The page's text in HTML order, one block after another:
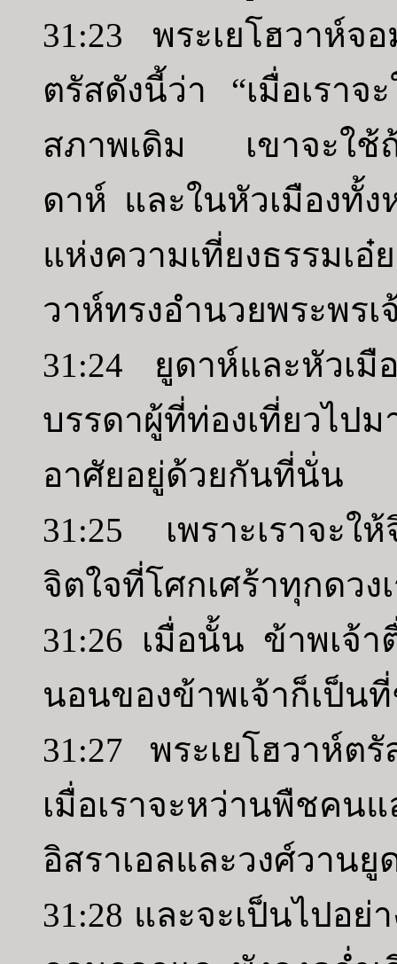
31:23 พระเยโฮวาห์จ
ตรัสดังนี้ว่า “เมื่อเราจ
สภาพเดิม เขาจะใช้
ดาห์ และในหัวเมืองทั้
แห่งความเที่ยงธรรมเอ๋
วาห์ทรงอำนวยพระพรเ
31:24 ยูดาห์และหัวเ
บรรดาผู้ที่ท่องเที่ยวไป
อาศัยอยู่ด้วยกันที่นั่น
31:25 เพราะเราจะ
จิตใจที่โศกเศร้าทุกดวง
31:26 เมื่อนั้น ข้าพเจ้
นอนของข้าพเจ้าก็เป็น
31:27 พระเยโฮวาห์ต
เมื่อเราจะหว่านพืชคน
อิสราเอลและวงศ์วานยู
31:28 และจะเป็นไปอย่